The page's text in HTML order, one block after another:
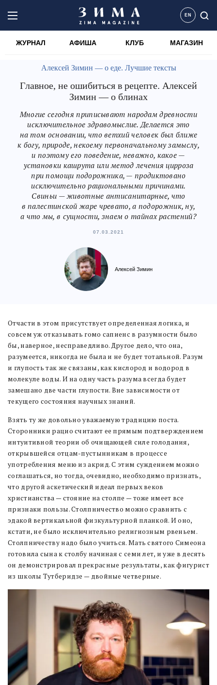
EN
ЖУРНАЛ АФИША КЛУБ МАГАЗИН
Алексей Зимин — о еде. Лучшие тексты
Главное, не ошибиться в рецепте. Алексей
Зимин — о блинах
Многие сегодня приписывают народам древности
исключительное здравомыслие. Делается это
на том основании, что ветхий человек был ближе
к богу, природе, некоему первоначальному замыслу,
и поэтому его поведение, неважно, какое —
установки кашрута или метод лечения цирроза
при помощи подорожника, — продиктовано
исключительно рациональными причинами.
Свиньи — животные антисанитарные, что
в палестинской жаре чревато, а подорожник, ну,
а что мы, в сущности, знаем о тайнах растений?
07.03.2021
Алексей Зимин
Отчасти в этом присутствует определенная логика, и
совсем уж отказывать гомо сапиенс в разумности было
бы, наверное, несправедливо. Другое дело, что она,
разумеется, никогда не была и не будет тотальной. Разум
и глупость так же связаны, как кислород и водород в
молекуле воды. И на одну часть разума всегда будет
замешано две части глупости. Вне зависимости от
текущего состояния научных знаний.
Взять ту же довольно уважаемую традицию поста.
Сторонники рацио считают ее прямым подтверждением
интуитивной теории об очищающей силе голодания,
открывшейся отцам-пустынникам в процессе
употребления меню из акрид. С этим суждением можно
соглашаться, но тогда, очевидно, необходимо признать,
что другой аскетический идеал первых веков
христианства — стояние на столпе — тоже имеет все
признаки пользы. Столпничество можно сравнить с
эдакой вертикальной физкультурной планкой. И оно,
кстати, не было исключительно религиозным рвеньем.
Столпничеству надо было учиться. Мать святого Симеона
готовила сына к столбу начиная с семи лет, и уже в десять
он демонстрировал прекрасные результаты, как фигурист
из школы Тутберидзе — двойные четверные.